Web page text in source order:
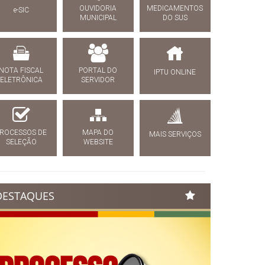
e-SIC
OUVIDORIA
MUNICIPAL
MEDICAMENTOS
DO SUS
FISCAL
ELETRÔNICA
PORTAL DO
SERVIDOR
IPTU ONLINE
DE
SELEÇÃO
MAPA DO
WEBSITE
MAIS SERVIÇOS